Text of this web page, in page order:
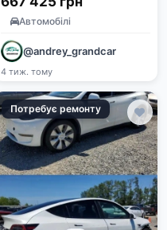
Автомобілі
@andrey_grandcar
4 тиж. тому
Потребує ремонту